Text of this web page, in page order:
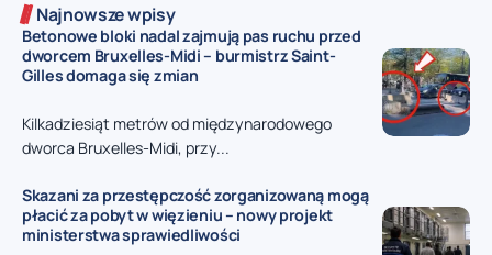
Najnowsze wpisy
Betonowe bloki nadal zajmują pas ruchu przed
dworcem Bruxelles-Midi – burmistrz Saint-
Gilles domaga się zmian
Kilkadziesiąt metrów od międzynarodowego
dworca Bruxelles-Midi, przy...
Skazani za przestępczość zorganizowaną mogą
płacić za pobyt w więzieniu – nowy projekt
ministerstwa sprawiedliwości